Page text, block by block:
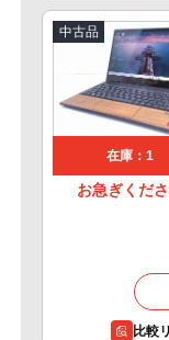
中古品
在庫：1
お急ぎくだ
比較